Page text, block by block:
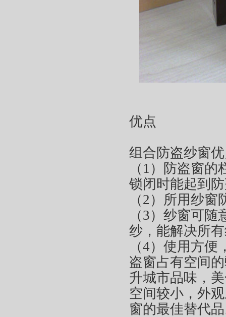
优点
组合防盗纱窗
（1）防盗窗
锁闭时能起到
（2）所用纱
（3）纱窗可
纱，能解决所
（4）使用方
盗窗占有空间
升城市品味，
空间较小，外
窗的最佳替代